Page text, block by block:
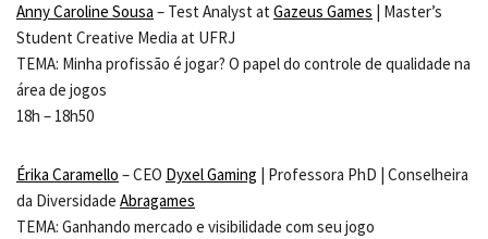
Anny Caroline Sousa – Test Analyst at Gazeus Games | Master’s
Student Creative Media at UFRJ
TEMA: Minha profissão é jogar? O papel do controle de qualidade na
área de jogos
18h – 18h50
Érika Caramello – CEO Dyxel Gaming | Professora PhD | Conselheira
da Diversidade Abragames
TEMA: Ganhando mercado e visibilidade com seu jogo